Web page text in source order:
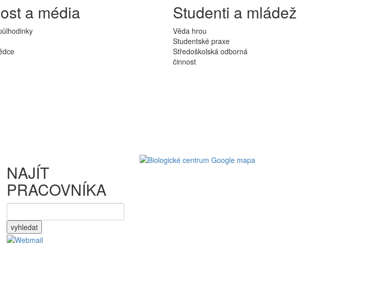
a média Studenti a mládež
Věda hrou
Studentské praxe
Středoškolská odborná
činnost
NAJÍT
PRACOVNÍKA
vyhledat